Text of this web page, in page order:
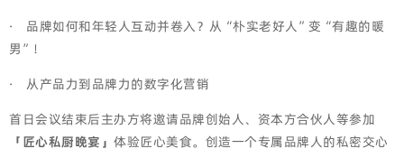
· 品牌如何和年轻人互动并卷入？从“朴实老好人”变“有趣的暖
男”！
· 从产品力到品牌力的数字化营销
首日会议结束后主办方将邀请品牌创始人、资本方合伙人等参加
「匠心私厨晚宴」 体验匠心美食。创造一个专属品牌人的私密交心